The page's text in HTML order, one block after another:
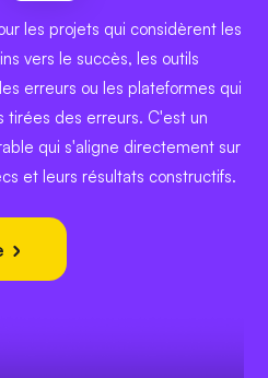
les projets qui considèrent les
vers le succès, les outils
erreurs ou les plateformes qui
tirées des erreurs. C'est un
qui s'aligne directement sur
et leurs résultats constructifs.